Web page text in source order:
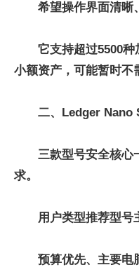
希望操作界面清晰
它支持超过5500
小额资产，可能暂时不
二、Ledger Nano
三款型号安全核心
求。
用户类型推荐型号
预算优先、主要电